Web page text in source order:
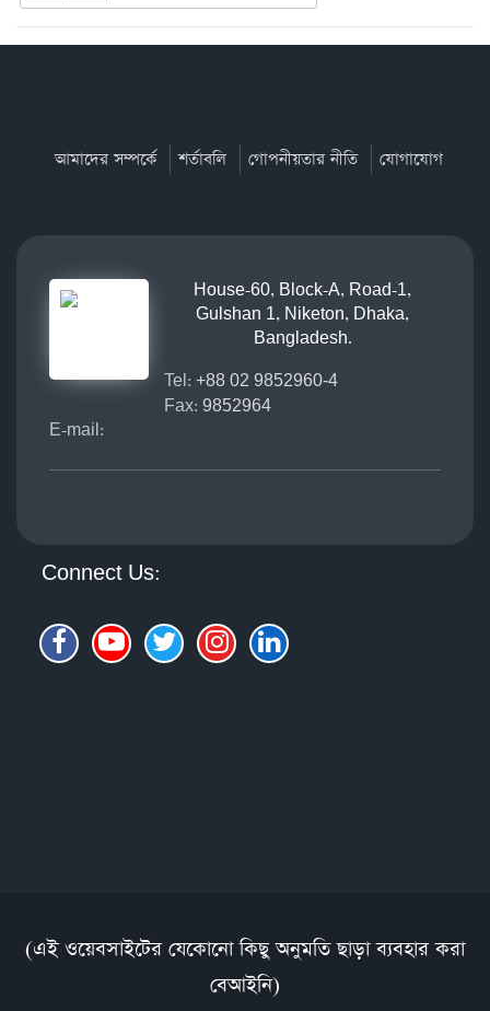
আমাদের সম্পর্কে শর্তাবলি গোপনীয়তার নীতি যোগাযোগ
House-60, Block-A, Road-1,
Gulshan 1, Niketon, Dhaka,
Bangladesh.
Tel: +88 02 9852960-4
Fax: 9852964
E-mail:
Connect Us:
(এই ওয়েবসাইটের যেকোনো কিছু অনুমতি ছাড়া ব্যবহার করা
বেআইনি)